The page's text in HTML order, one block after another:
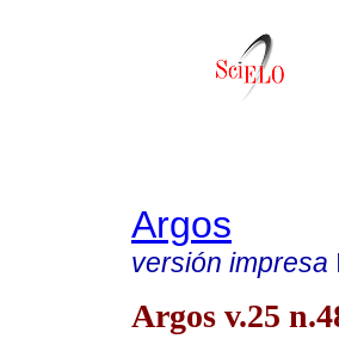
Argos
versión impresa
Argos v.25